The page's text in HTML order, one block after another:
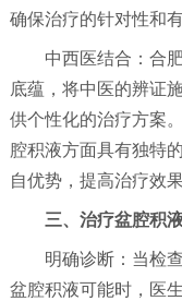
确保治疗的针对性和有
中西医结合：合肥
底蕴，将中医的辨证
供个性化的治疗方案
腔积液方面具有独特
自优势，提高治疗效果
三、治疗盆腔积液
明确诊断：当检查
盆腔积液可能时，医